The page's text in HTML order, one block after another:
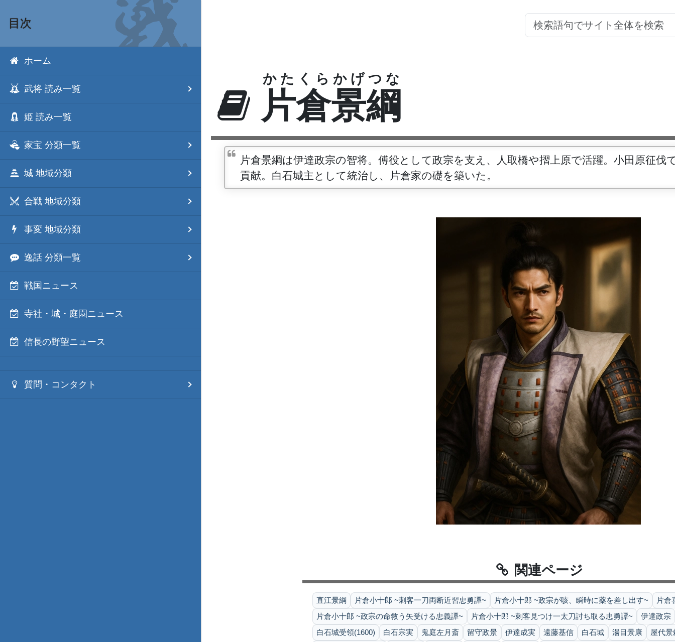
目次
ホーム
武将 読み一覧
姫 読み一覧
家宝 分類一覧
城 地域分類
合戦 地域分類
事変 地域分類
逸話 分類一覧
戦国ニュース
寺社・城・庭園ニュース
信長の野望ニュース
質問・コンタクト
片倉景綱
かたくらかげつな
片倉景綱は伊達政宗の智将。傅役として政宗を支え、人取橋や摺上原で活躍。小田原征伐
貢献。白石城主として統治し、片倉家の礎を築いた。
関連ページ
直江景綱 片倉小十郎 ~刺客一刀両断近習忠勇譚~ 片倉小十郎 ~政宗が咳、瞬時に薬を差し出す~
片倉
片倉小十郎 ~政宗の命救う矢受ける忠義譚~
片倉小十郎 ~刺客見つけ一太刀討ち取る忠勇譚~
伊達政宗
白石城受領(1600)
白石宗実 鬼庭左月斎 留守政景 伊達成実 遠藤基信 白石城 湯目景康
屋代景